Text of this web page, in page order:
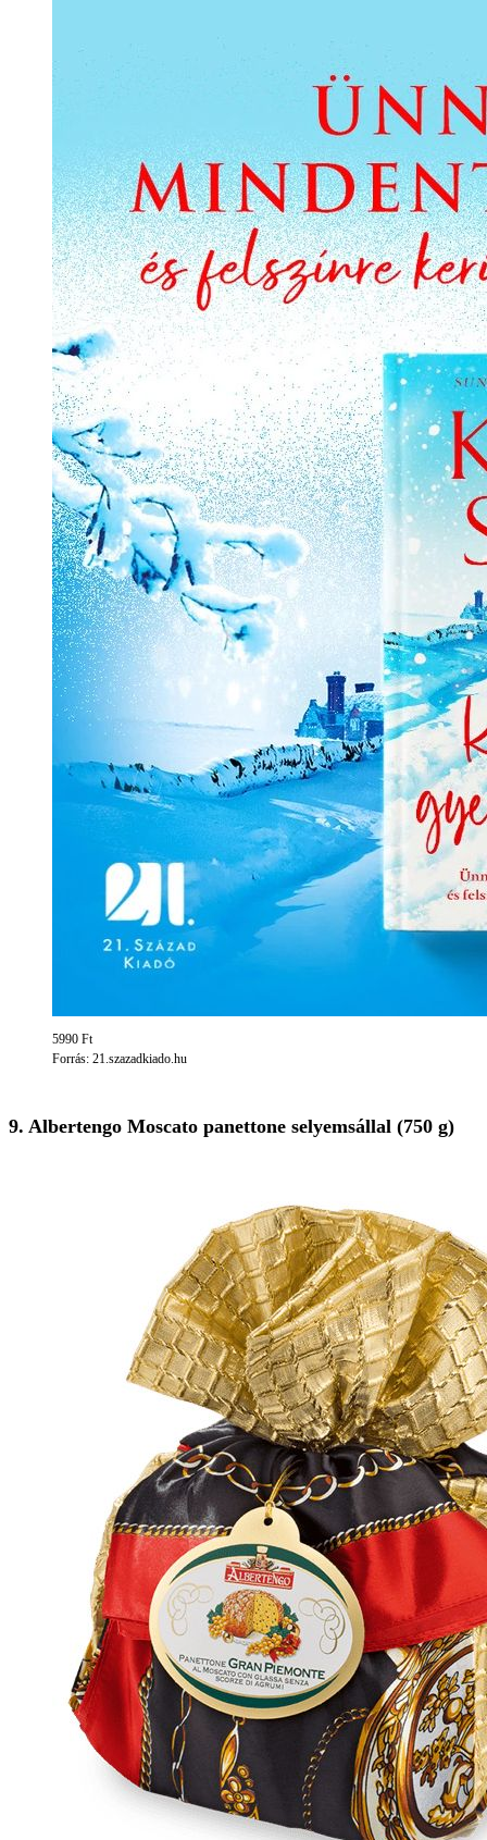
5990 Ft
Forrás: 21.szazadkiado.hu
9. Albertengo Moscato panettone selyemsállal (750 g)